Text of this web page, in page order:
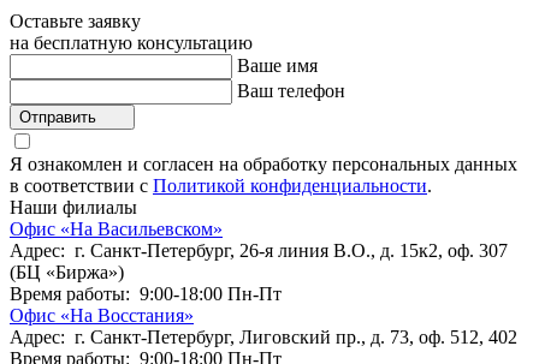
Оставьте заявку
на бесплатную консультацию
Ваше имя
Ваш телефон
Отправить
Я ознакомлен и согласен на обработку персональных данных
в соответствии с Политикой конфиденциальности.
Наши филиалы
Офис «На Васильевском»
Адрес: г. Санкт-Петербург, 26-я линия В.О., д. 15к2, оф. 307
(БЦ «Биржа»)
Время работы: 9:00-18:00 Пн-Пт
Офис «На Восстания»
Адрес: г. Санкт-Петербург, Лиговский пр., д. 73, оф. 512, 402
Время работы: 9:00-18:00 Пн-Пт